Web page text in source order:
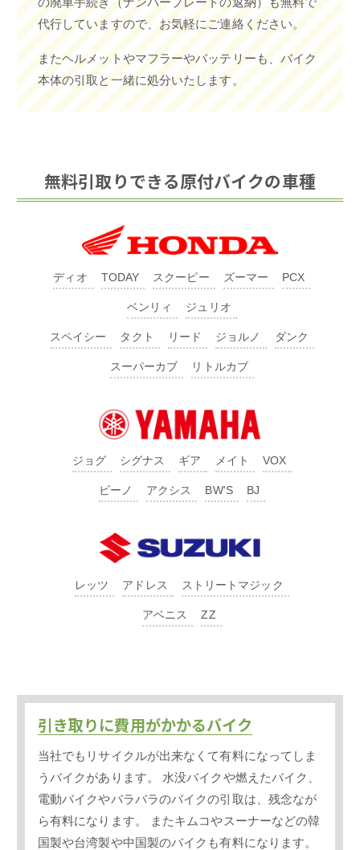
代行していますので、お気軽にご連絡ください。
またヘルメットやマフラーやバッテリーも、バイク
本体の引取と一緒に処分いたします。
無料引取りできる原付バイクの車種
ディオ TODAY スクーピー ズーマー PCX
ベンリィ ジュリオ
スペイシー タクト リード ジョルノ ダンク
スーパーカブ リトルカブ
ジョグ シグナス ギア メイト VOX
ビーノ アクシス BW'S BJ
レッツ アドレス ストリートマジック
アベニス ZZ
引き取りに費用がかかるバイク
当社でもリサイクルが出来なくて有料になってしま
うバイクがあります。 水没バイクや燃えたバイク、
電動バイクやバラバラのバイクの引取は、残念なが
ら有料になります。 またキムコやスーナーなどの韓
国製や台湾製や中国製のバイクも有料になります。